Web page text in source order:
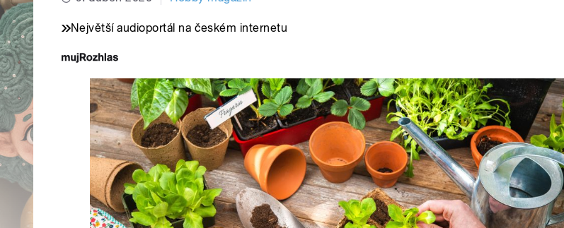
Největší audioportál na českém internetu